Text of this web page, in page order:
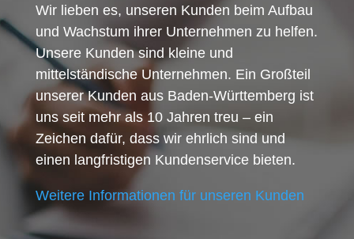
Wir lieben es, unseren Kunden beim Aufbau
und Wachstum ihrer Unternehmen zu helfen.
Unsere Kunden sind kleine und
mittelständische Unternehmen. Ein Großteil
unserer Kunden aus Baden-Württemberg ist
uns seit mehr als 10 Jahren treu – ein
Zeichen dafür, dass wir ehrlich sind und
einen langfristigen Kundenservice bieten.
Weitere Informationen für unseren Kunden